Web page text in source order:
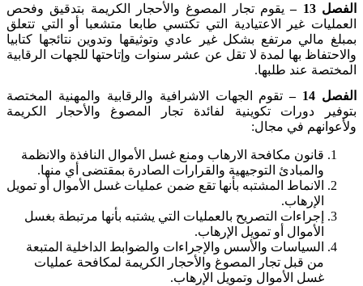
الفصل 13
–يقوم تجار المصوغ والأحجار الكريمة بتدقيق وفحص
العمليات غير الاعتيادية التي تكتسي طابعا متشعبا أو التي تتعلق
بمبلغ مالي مرتفع بشكل غير عادي وتوثيقها وتدوين نتائجها كتابيا
والاحتفاظ بها لمدة لا تقل عن عشر سنوات وإتاحتها للجهات الرقابية
المختصة عند طلبها.
الفصل 14
–تقوم الجهات الاشرافية والرقابية والمهنية المختصة
بتوفير دورات تكوينية لفائدة تجار المصوغ والأحجار الكريمة
ولأعوانهم في مجال:
قانون مكافحة الارهاب ومنع غسل الأموال النافذة والانظمة
والمبادئ التوجيهية والقرارات الصادرة بمقتضى أي منها.
الانماط المشتبه بأنها تقع ضمن عمليات غسل الأموال أو تمويل
الإرهاب.
إجراءات التصريح بالعمليات التي يشتبه بأنها مرتبطة بغسل
الأموال أو تمويل الإرهاب.
السياسات والأسس والإجراءات والضوابط الداخلية المتبعة
من قبل تجار المصوغ والأحجار الكريمة لمكافحة عمليات
غسل الأموال وتمويل الإرهاب.